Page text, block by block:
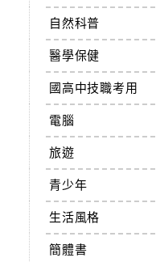
自然科普
醫學保健
國高中技職考用
電腦
旅遊
青少年
生活風格
簡體書